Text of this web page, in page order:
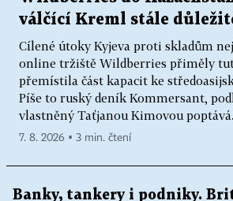
válčící Kreml stále
Cílené útoky Kyjeva proti skladům
online tržiště Wildberries přiměly
přemístila část kapacit ke
Píše to ruský deník Kommersant,
vlastněný Taťjanou Kimovou
7. 8. 2026 ▪ 3 min. čtení
Banky, tankery i podniky.